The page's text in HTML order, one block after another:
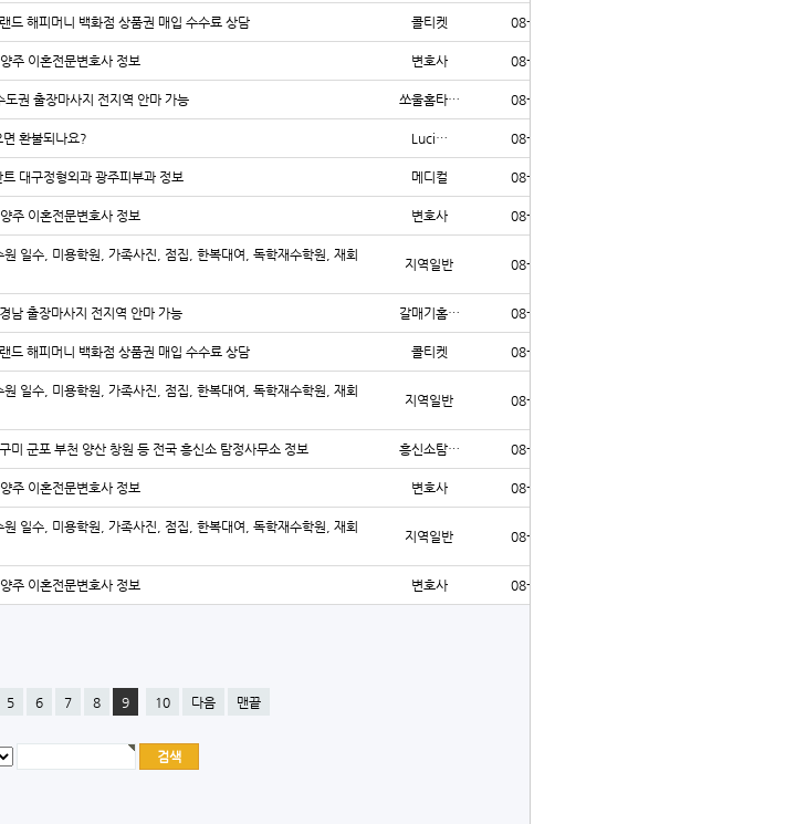
해피머니 백화점 상품권 매입 수수료 상담 콜티켓 08-04
주 이혼전문변호사 정보 변호사 08-04
권 출장마사지 전지역 안마 가능 쏘울홈타… 08-04
환불되나요? Luci… 08-04
대구정형외과 광주피부과 정보 메디컬 08-04
주 이혼전문변호사 정보 변호사 08-03
일수, 미용학원, 가족사진, 점집, 한복대여, 독학재수학원, 재회
지역일반 08-03
남 출장마사지 전지역 안마 가능 갈매기홈… 08-03
해피머니 백화점 상품권 매입 수수료 상담 콜티켓 08-03
일수, 미용학원, 가족사진, 점집, 한복대여, 독학재수학원, 재회
지역일반 08-03
미 군포 부천 양산 창원 등 전국 흥신소 탐정사무소 정보 흥신소탐… 08-03
주 이혼전문변호사 정보 변호사 08-03
일수, 미용학원, 가족사진, 점집, 한복대여, 독학재수학원, 재회
지역일반 08-03
주 이혼전문변호사 정보 변호사 08-03
5 6 7 8 9 10 다음 맨끝